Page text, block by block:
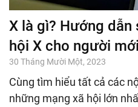
X là gì? Hướng dẫn
hội X cho người mới
30 Tháng Mười Một, 2023
Cùng tìm hiểu tất cả các
những mạng xã hội lớn